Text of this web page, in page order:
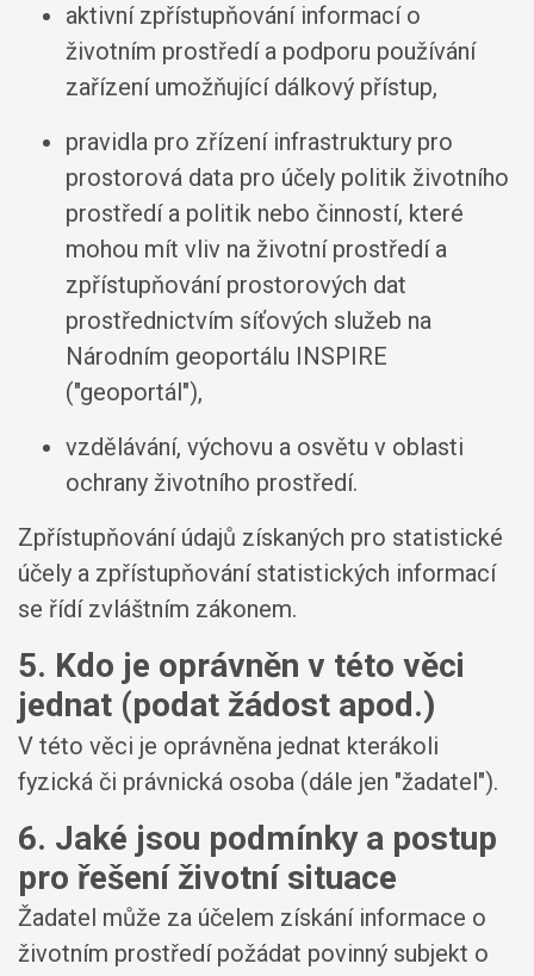
aktivní zpřístupňování informací o
životním prostředí a podporu používání
zařízení umožňující dálkový přístup,
pravidla pro zřízení infrastruktury pro
prostorová data pro účely politik životního
prostředí a politik nebo činností, které
mohou mít vliv na životní prostředí a
zpřístupňování prostorových dat
prostřednictvím síťových služeb na
Národním geoportálu INSPIRE
("geoportál"),
vzdělávání, výchovu a osvětu v oblasti
ochrany životního prostředí.
Zpřístupňování údajů získaných pro statistické
účely a zpřístupňování statistických informací
se řídí zvláštním zákonem.
5. Kdo je oprávněn v této věci
jednat (podat žádost apod.)
V této věci je oprávněna jednat kterákoli
fyzická či právnická osoba (dále jen "žadatel").
6. Jaké jsou podmínky a postup
pro řešení životní situace
Žadatel může za účelem získání informace o
životním prostředí požádat povinný subjekt o